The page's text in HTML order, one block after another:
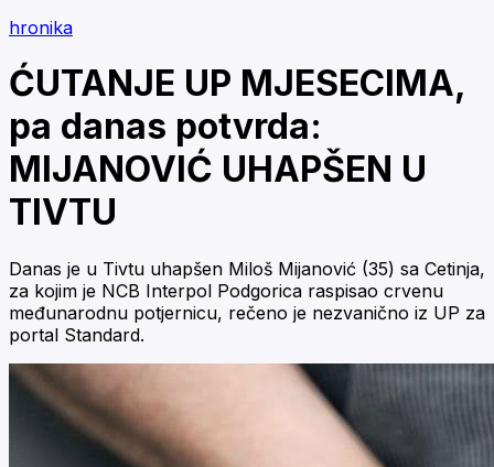
hronika
ĆUTANJE UP MJESECIMA,
pa danas potvrda:
MIJANOVIĆ UHAPŠEN U
TIVTU
Danas je u Tivtu uhapšen Miloš Mijanović (35) sa Cetinja,
za kojim je NCB Interpol Podgorica raspisao crvenu
međunarodnu potjernicu, rečeno je nezvanično iz UP za
portal Standard.